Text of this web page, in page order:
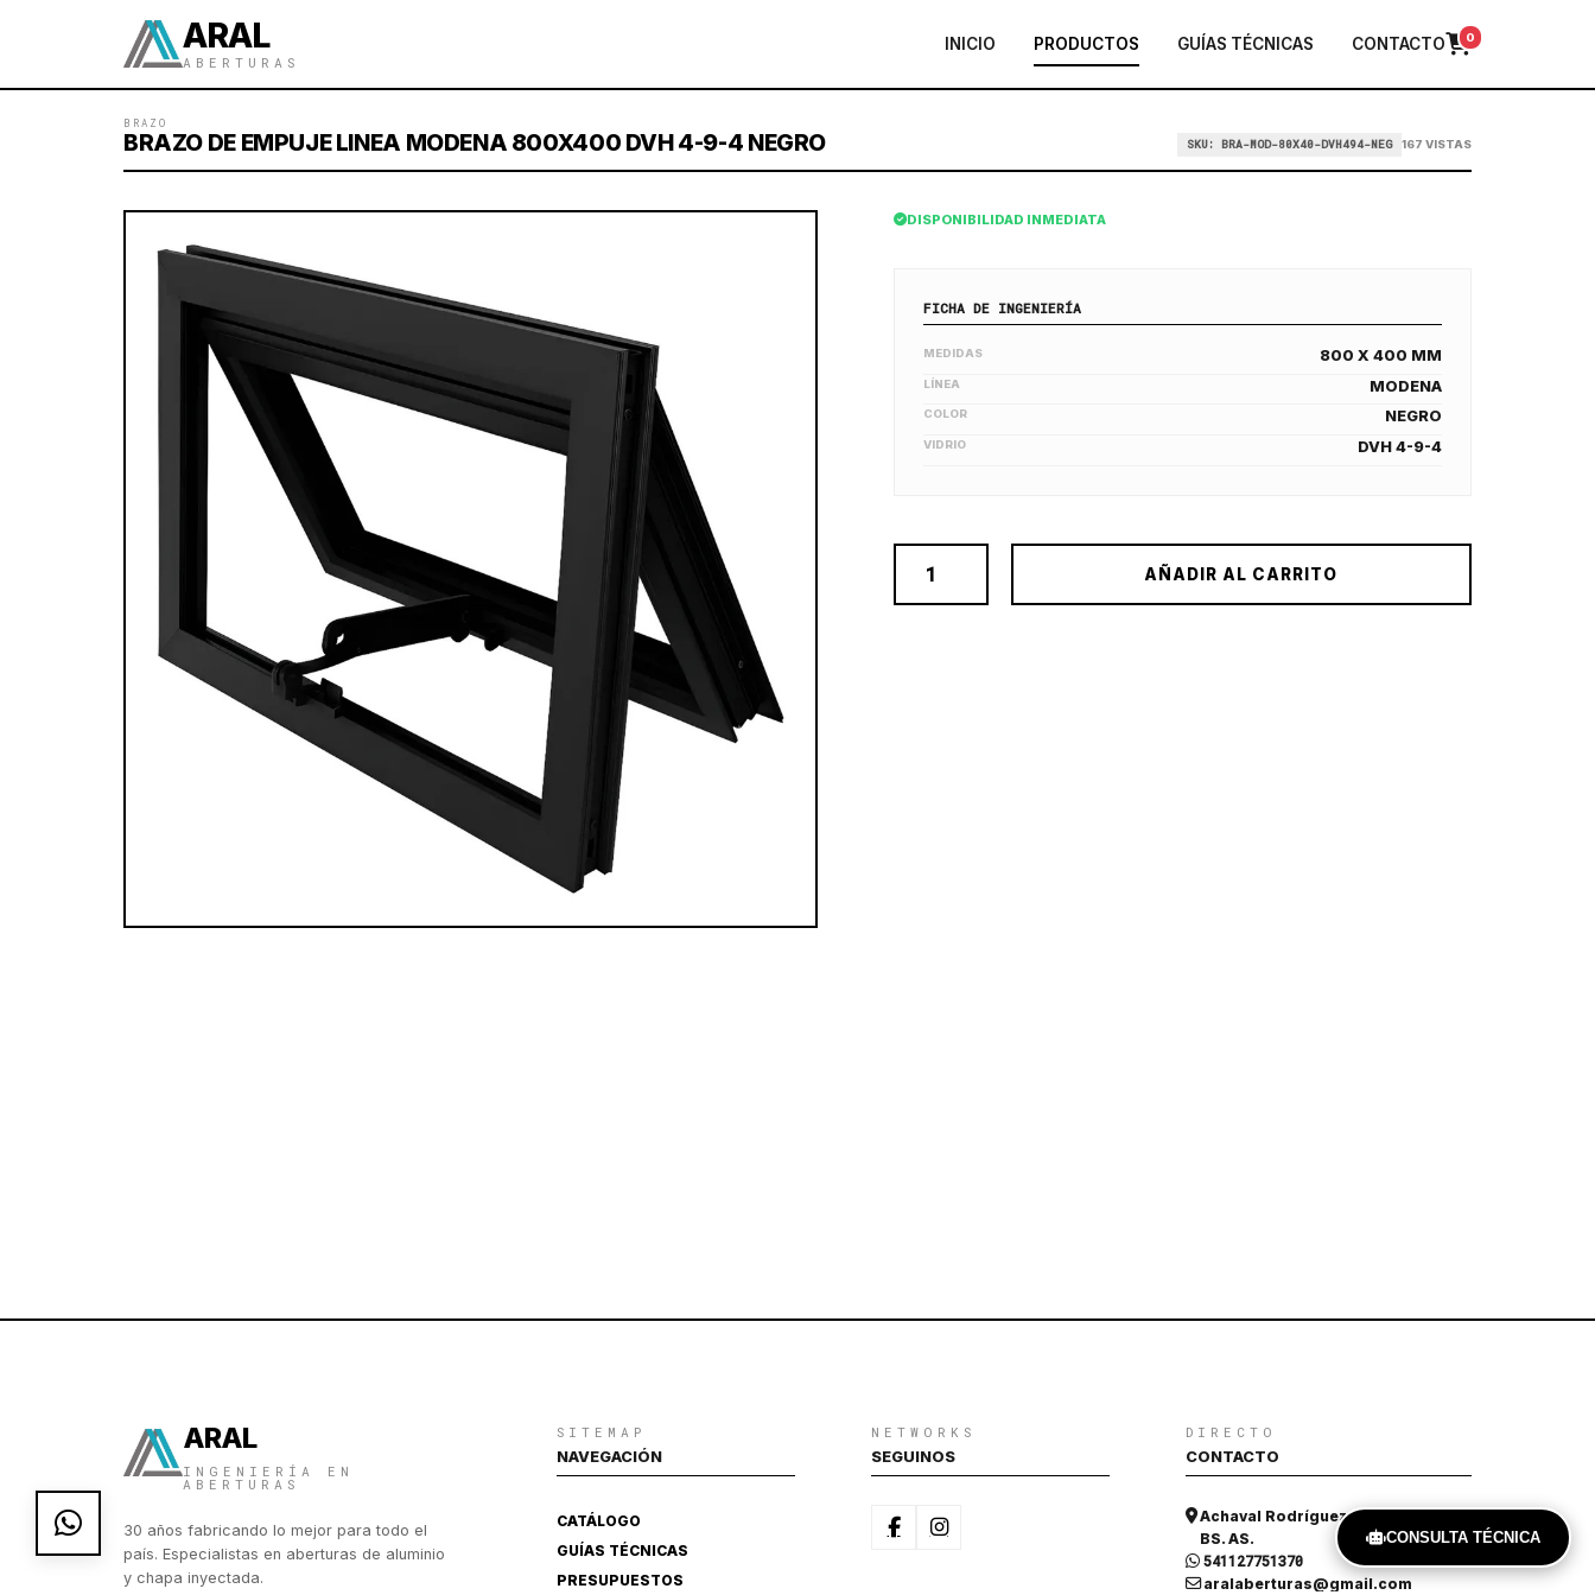
ARAL
ABERTURAS
INICIO PRODUCTOS GUÍAS TÉCNICAS CONTACTO 0
BRAZO
BRAZO DE EMPUJE LINEA MODENA 800X400 DVH 4-9-4 NEGRO SKU: BRA-MOD-80X40-DVH494-NEG 167 VISTAS
DISPONIBILIDAD INMEDIATA
FICHA DE INGENIERÍA
MEDIDAS 800 X 400 MM
LÍNEA MODENA
COLOR NEGRO
VIDRIO DVH 4-9-4
AÑADIR AL CARRITO
ARAL
INGENIERÍA EN
ABERTURAS
30 años fabricando lo mejor para todo el
país. Especialistas en aberturas de aluminio
y chapa inyectada.
SITEMAP
NAVEGACIÓN
CATÁLOGO
GUÍAS TÉCNICAS
PRESUPUESTOS
NETWORKS
SEGUINOS
DIRECTO
CONTACTO
Achaval Rodríguez 909, Ituzaingó,
BS. AS.
541127751370
aralaberturas@gmail.com
CONSULTA TÉCNICA